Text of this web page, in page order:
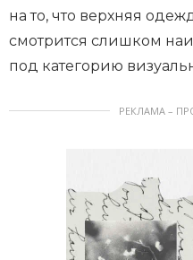
на то, что верхняя
смотрится слишком
под категорию
РЕКЛАМА –